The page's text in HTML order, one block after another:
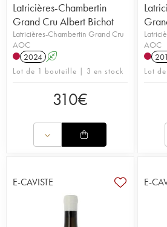
Latricières-Chambertin
Grand Cru Albert Bichot
Latricières-Chambertin Grand Cru
AOC
2024 A
Lot de 1 bouteille | 3 en stock
310€
AOC
Lot
E-CAVISTE E-